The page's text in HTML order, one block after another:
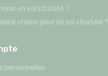
un sol stratifié ?
choisir pour un sol stratifié ?
personnelles